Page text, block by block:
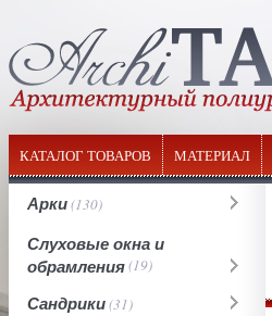
КАТАЛОГ ТОВАРОВ МАТЕРИАЛ
Арки(130)
Слуховые окна и
обрамления(19)
Сандрики(31)